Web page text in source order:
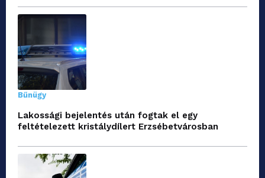
Bűnügy
Lakossági bejelentés után fogtak el egy
feltételezett kristálydílert Erzsébetvárosban